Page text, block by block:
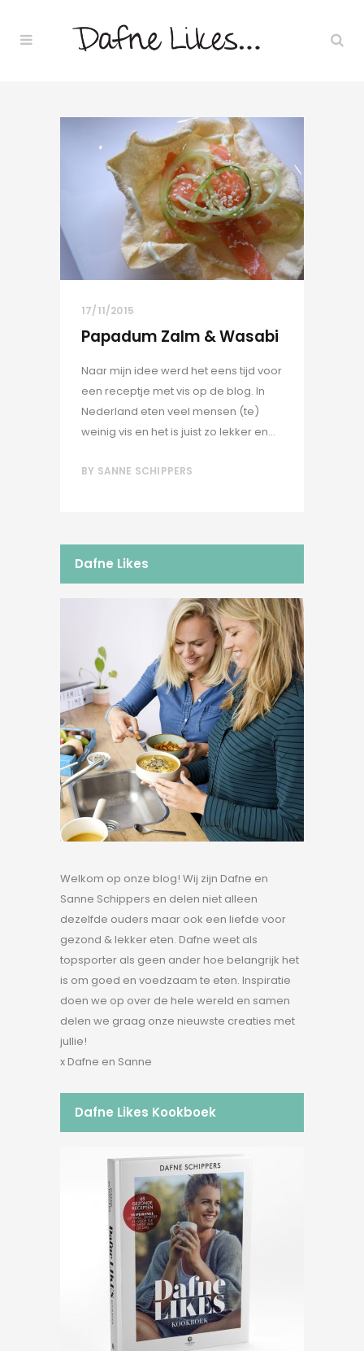
17/11/2015
Papadum Zalm & Wasabi
Naar mijn idee werd het eens tijd voor
een receptje met vis op de blog. In
Nederland eten veel mensen (te)
weinig vis en het is juist zo lekker en...
BY SANNE SCHIPPERS
Dafne Likes
Welkom op onze blog! Wij zijn Dafne en
Sanne Schippers en delen niet alleen
dezelfde ouders maar ook een liefde voor
gezond & lekker eten. Dafne weet als
topsporter als geen ander hoe belangrijk het
is om goed en voedzaam te eten. Inspiratie
doen we op over de hele wereld en samen
delen we graag onze nieuwste creaties met
jullie!
x Dafne en Sanne
Dafne Likes Kookboek